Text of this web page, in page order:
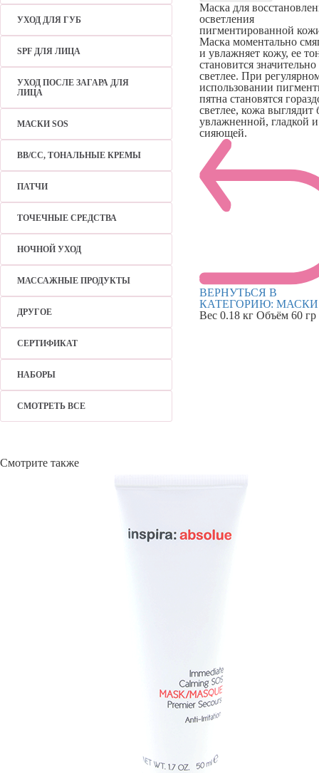
УХОД ДЛЯ ГУБ
SPF ДЛЯ ЛИЦА
УХОД ПОСЛЕ ЗАГАРА ДЛЯ
ЛИЦА
МАСКИ SOS
BB/CC, ТОНАЛЬНЫЕ КРЕМЫ
ПАТЧИ
ТОЧЕЧНЫЕ СРЕДСТВА
НОЧНОЙ УХОД
МАССАЖНЫЕ ПРОДУКТЫ
ДРУГОЕ
СЕРТИФИКАТ
НАБОРЫ
СМОТРЕТЬ ВСЕ
Маска для
осветления
пигментированной
Маска моментально
и увлажняет кожу, ее
становится значительно
светлее. При
использовании
пятна становятся
светлее, кожа выглядит
увлажненной, гладкой и
сияющей.
ВЕРНУТЬСЯ В
КАТЕГОРИЮ: МАСКИ
Вес 0.18 кг Объём 60 гр
Смотрите также